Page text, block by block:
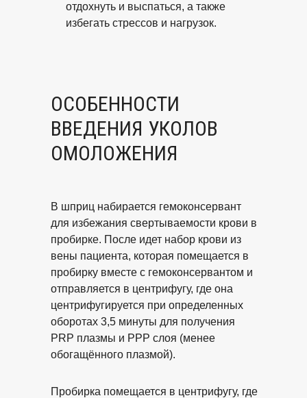
отдохнуть и выспаться, а также
избегать стрессов и нагрузок.
ОСОБЕННОСТИ
ВВЕДЕНИЯ УКОЛОВ
ОМОЛОЖЕНИЯ
В шприц набирается гемоконсервант
для избежания свертываемости крови в
пробирке. После идет набор крови из
вены пациента, которая помещается в
пробирку вместе с гемоконсервантом и
отправляется в центрифугу, где она
центрифугируется при определенных
оборотах 3,5 минуты для получения
PRP плазмы и PPP слоя (менее
обогащённого плазмой).
Пробирка помещается в центрифугу, где